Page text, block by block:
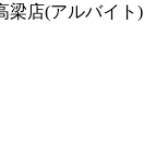
梁店(アルバイト)